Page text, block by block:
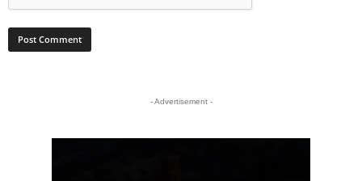
- Advertisement -